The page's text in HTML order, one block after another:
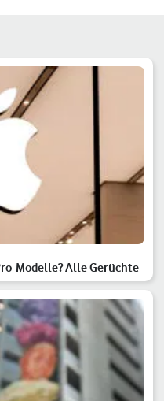
Modelle? Alle Gerüchte